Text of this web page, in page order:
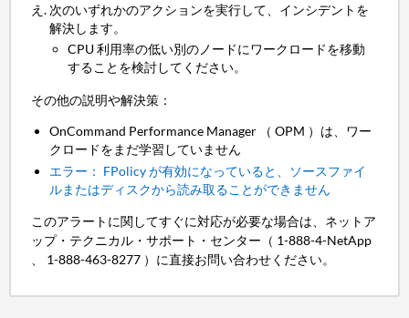
次のいずれかのアクションを実行して、インシデントを
解決します。
CPU 利用率の低い別のノードにワークロードを移動
することを検討してください。
その他の説明や解決策：
OnCommand Performance Manager （ OPM ）は、ワー
クロードをまだ学習していません
エラー： FPolicy が有効になっていると、ソースファイ
ルまたはディスクから読み取ることができません
このアラートに関してすぐに対応が必要な場合は、ネットア
ップ・テクニカル・サポート・センター（ 1-888-4-NetApp
、 1-888-463-8277 ）に直接お問い合わせください。